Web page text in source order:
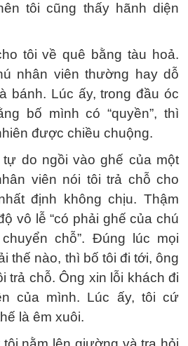
tôi cũng thấy hãnh diện
tôi về quê bằng tàu hoả.
nhân viên thường hay dỗ
bánh. Lúc ấy, trong đầu óc
bố mình có “quyền”, thì
được chiều chuộng.
do ngồi vào ghế của một
viên nói tôi trả chỗ cho
định không chịu. Thậm
vô lễ “có phải ghế của chú
chỗ”. Đúng lúc mọi
thế nào, thì bố tôi đi tới, ông
trả chỗ. Ông xin lỗi khách đi
của mình. Lúc ấy, tôi cứ
là êm xuôi.